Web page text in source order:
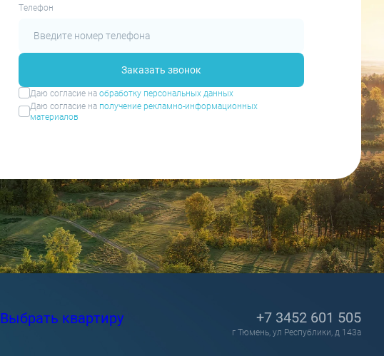
Tелефон
Заказать звонок
Даю согласие наобработку персональных данных
Даю согласие на получение рекламно-информационных
материалов
Выбрать квартиру +7 3452 601 505
г Тюмень, ул Республики, д 143а